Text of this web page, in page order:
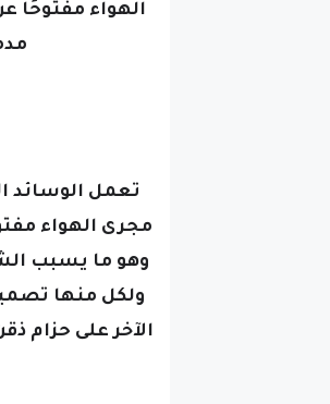
الهواء مفتوحًا
تعمل الوسائد
مجرى الهواء
وهو ما يسبب
ولكل منها
الآخر على حزام